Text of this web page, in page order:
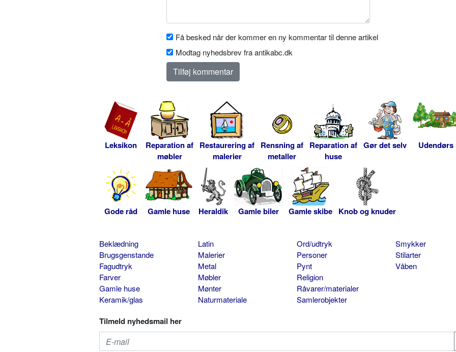
Få besked når der kommer en ny kommentar til denne artikel
Modtag nyhedsbrev fra antikabc.dk
Leksikon
Reparation af
møbler
Restaurering af
malerier
Rensning af
metaller
Reparation af
huse
Gør det selv Udendørs
Gode råd Gamle huse Heraldik Gamle biler Gamle skibe Knob og knuder
Beklædning
Brugsgenstande
Fagudtryk
Farver
Gamle huse
Keramik/glas
Latin
Malerier
Metal
Møbler
Mønter
Naturmateriale
Ord/udtryk
Personer
Pynt
Religion
Råvarer/materialer
Samlerobjekter
Smykker
Stilarter
Våben
Tilmeld nyhedsmail her